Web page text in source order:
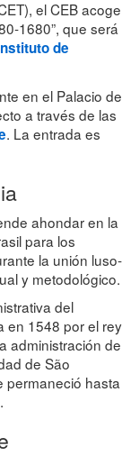
el CEB acoge
1680”, que será
de
en el Palacio de
a través de las
. La entrada es
ahondar en la
para los
la unión luso-
y metodológico.
del
en 1548 por el rey
administración de
de São
permaneció hasta